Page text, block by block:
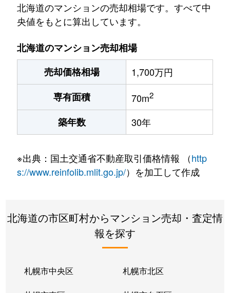
北海道のマンションの売却相場です。すべて中
央値をもとに算出しています。
北海道のマンション売却相場
売却価格相場
1,700万円
専有面積
70m2
築年数 30年
※出典：国土交通省不動産取引価格情報 （http
s://www.reinfolib.mlit.go.jp/）を加工して作成
北海道の市区町村からマンション売却・査定情
報を探す
札幌市中央区 札幌市北区